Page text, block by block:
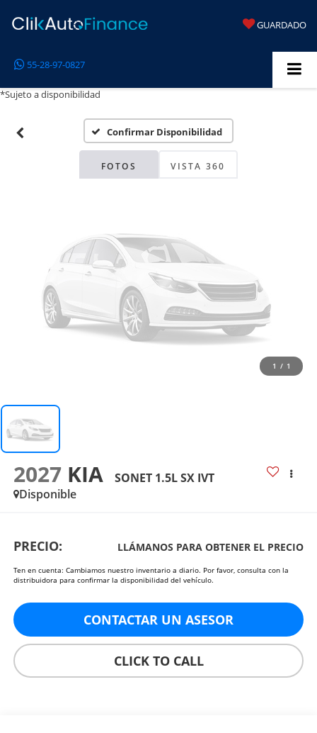
GUARDADO
55-28-97-0827
*Sujeto a disponibilidad
Confirmar Disponibilidad
FOTOS VISTA 360
Disponibles
Por favor, revise luego
1 / 1
2027 KIA
SONET 1.5L SX IVT
Disponible
PRECIO: LLÁMANOS PARA OBTENER EL PRECIO
Ten en cuenta: Cambiamos nuestro inventario a diario. Por favor, consulta con la
distribuidora para confirmar la disponibilidad del vehículo.
CONTACTAR UN ASESOR
CLICK TO CALL